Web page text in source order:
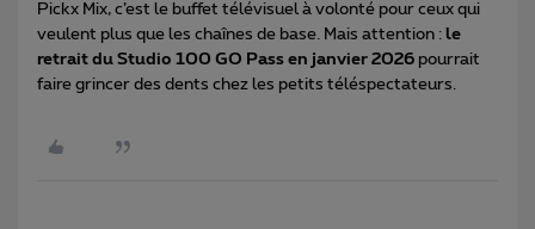
Pickx Mix, c’est le buffet télévisuel à volonté pour ceux qui
veulent plus que les chaînes de base. Mais attention : le
retrait du Studio 100 GO Pass en janvier 2026 pourrait
faire grincer des dents chez les petits téléspectateurs.